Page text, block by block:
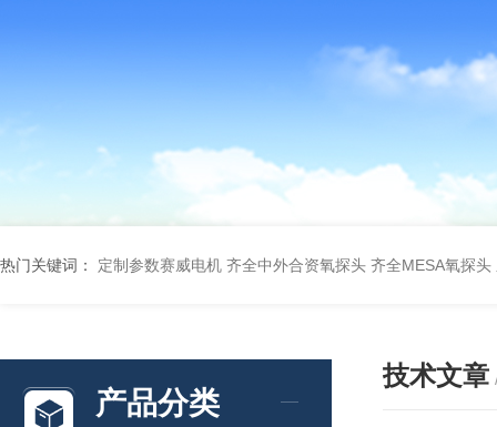
热门关键词： 定制参数赛威电机 齐全中外合资氧探头 齐全MESA氧探头
产品分类
技术文章